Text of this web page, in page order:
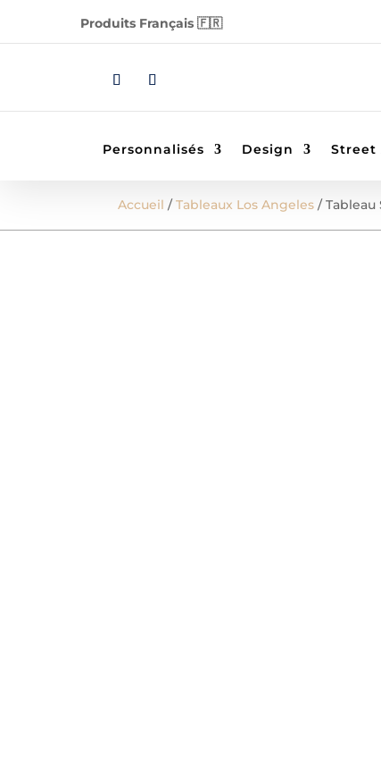
Produits Français 🇫🇷
Personnalisés Design Street
Accueil /Tableaux Los Angeles / Tableau